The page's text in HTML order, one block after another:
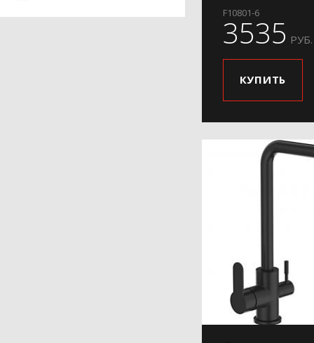
F10801-6
3535 РУБ.
КУПИТЬ